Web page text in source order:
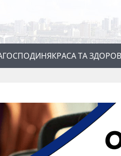
ГОСПОДИНЯКРАСА ТА